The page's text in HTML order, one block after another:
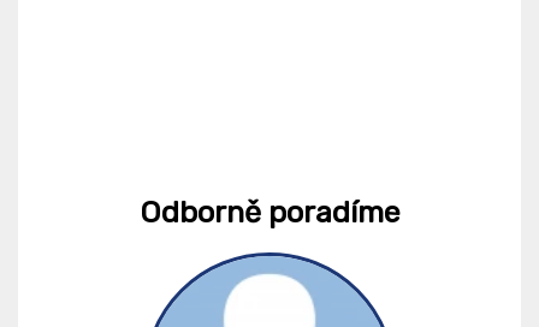
Odborně poradíme